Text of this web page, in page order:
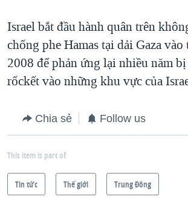
Israel bắt đầu hành quân trên
chống phe Hamas tại dải Gaza
2008 để phản ứng lại nhiều năm
rốckết vào những khu vực của
Chia sẻ Follow us
This item is part of
Tin tức Thế giới Trung Ðông